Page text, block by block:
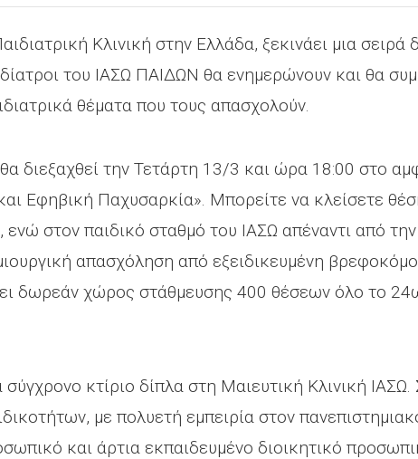
Κλινική στην Ελλάδα, ξεκινάει μια
του ΙΑΣΩ ΠΑΙΔΩΝ θα ενημερώνουν και θα
θέματα που τους απασχολούν.
διεξαχθεί την Τετάρτη 13/3 και ώρα 18:00 στο
Εφηβική Παχυσαρκία». Μπορείτε να κλείσετε
στον παιδικό σταθμό του ΙΑΣΩ απέναντι από
απασχόληση από εξειδικευμένη
δωρεάν χώρος στάθμευσης 400 θέσεων όλο το
κτίριο δίπλα στη Μαιευτική Κλινική
με πολυετή εμπειρία στον
και άρτια εκπαιδευμένο διοικητικό